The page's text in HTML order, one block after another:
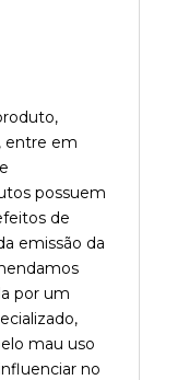
entre em
possuem
de
emissão da
por um
mau uso
no